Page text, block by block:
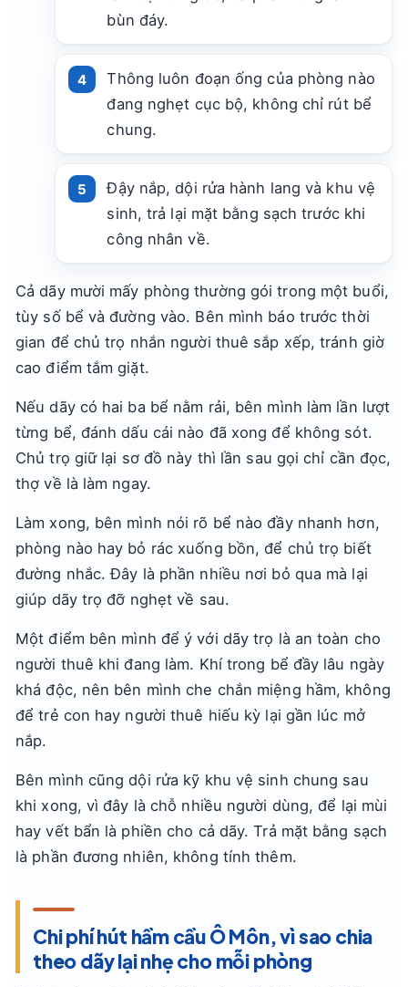
bùn đáy.
Thông luôn đoạn ống của phòng nào
đang nghẹt cục bộ, không chỉ rút bể
chung.
Đậy nắp, dội rửa hành lang và khu vệ
sinh, trả lại mặt bằng sạch trước khi
công nhân về.
Cả dãy mười mấy phòng thường gói trong một buổi,
tùy số bể và đường vào. Bên mình báo trước thời
gian để chủ trọ nhắn người thuê sắp xếp, tránh giờ
cao điểm tắm giặt.
Nếu dãy có hai ba bể nằm rải, bên mình làm lần lượt
từng bể, đánh dấu cái nào đã xong để không sót.
Chủ trọ giữ lại sơ đồ này thì lần sau gọi chỉ cần đọc,
thợ về là làm ngay.
Làm xong, bên mình nói rõ bể nào đầy nhanh hơn,
phòng nào hay bỏ rác xuống bồn, để chủ trọ biết
đường nhắc. Đây là phần nhiều nơi bỏ qua mà lại
giúp dãy trọ đỡ nghẹt về sau.
Một điểm bên mình để ý với dãy trọ là an toàn cho
người thuê khi đang làm. Khí trong bể đầy lâu ngày
khá độc, nên bên mình che chắn miệng hầm, không
để trẻ con hay người thuê hiếu kỳ lại gần lúc mở
nắp.
Bên mình cũng dội rửa kỹ khu vệ sinh chung sau
khi xong, vì đây là chỗ nhiều người dùng, để lại mùi
hay vết bẩn là phiền cho cả dãy. Trả mặt bằng sạch
là phần đương nhiên, không tính thêm.
Chi phí hút hầm cầu Ô Môn, vì sao chia
theo dãy lại nhẹ cho mỗi phòng